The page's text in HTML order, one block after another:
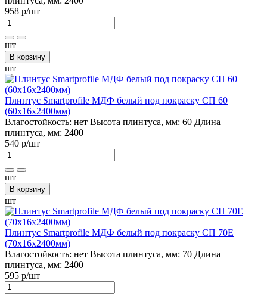
958 р/шт
шт
В корзину
шт
Плинтус Smartprofile МДФ белый под покраску СП 60
(60х16х2400мм)
Влагостойкость: нет Высота плинтуса, мм: 60 Длина
плинтуса, мм: 2400
540 р/шт
шт
В корзину
шт
Плинтус Smartprofile МДФ белый под покраску СП 70Е
(70х16х2400мм)
Влагостойкость: нет Высота плинтуса, мм: 70 Длина
плинтуса, мм: 2400
595 р/шт